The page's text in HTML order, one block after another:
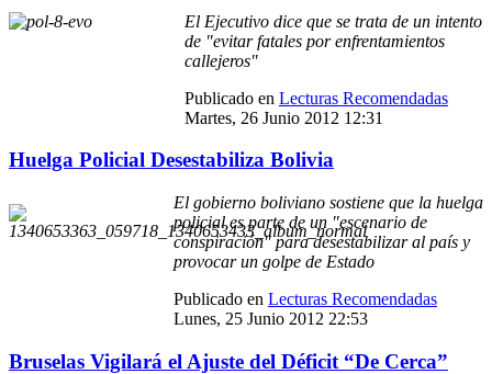
El Ejecutivo dice que se trata de un intento
de "evitar fatales por enfrentamientos
callejeros"
Publicado en Lecturas Recomendadas
Martes, 26 Junio 2012 12:31
Huelga Policial Desestabiliza Bolivia
El gobierno boliviano sostiene que la huelga
policial es parte de un "escenario de
conspiración" para desestabilizar al país y
provocar un golpe de Estado
Publicado en Lecturas Recomendadas
Lunes, 25 Junio 2012 22:53
Bruselas Vigilará el Ajuste del Déficit “De Cerca”